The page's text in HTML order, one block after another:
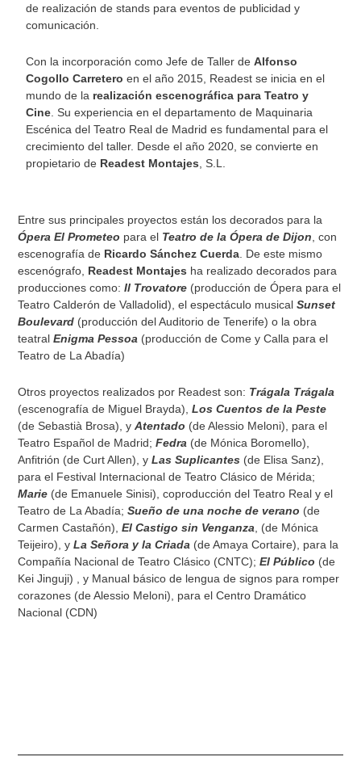
de realización de stands para eventos de publicidad y
comunicación.
Con la incorporación como Jefe de Taller deAlfonso
Cogollo Carretero en el año 2015, Readest se inicia en el
mundo de la realización escenográfica para Teatro y
Cine . Su experiencia en el departamento de Maquinaria
Escénica del Teatro Real de Madrid es fundamental para el
crecimiento del taller. Desde el año 2020, se convierte en
propietario de Readest Montajes , S.L.
Entre sus principales proyectos están los decorados para la
Ópera El Prometeo para el Teatro de la Ópera de Dijon , con
escenografía de Ricardo Sánchez Cuerda . De este mismo
escenógrafo, Readest Montajes ha realizado decorados para
producciones como:Il Trovatore (producción de Ópera para el
Teatro Calderón de Valladolid), el espectáculo musicalSunset
Boulevard (producción del Auditorio de Tenerife) o la obra
teatralEnigma Pessoa (producción de Come y Calla para el
Teatro de La Abadía)
Otros proyectos realizados por Readest son: Trágala Trágala
(escenografía de Miguel Brayda),Los Cuentos de la Peste
(de Sebastià Brosa), yAtentado (de Alessio Meloni), para el
Teatro Español de Madrid;Fedra (de Mónica Boromello),
Anfitrión (de Curt Allen), yLas Suplicantes (de Elisa Sanz),
para el Festival Internacional de Teatro Clásico de Mérida;
Marie (de Emanuele Sinisi), coproducción del Teatro Real y el
Teatro de La Abadía;Sueño de una noche de verano (de
Carmen Castañón),El Castigo sin Venganza , (de Mónica
Teijeiro), yLa Señora y la Criada (de Amaya Cortaire), para la
Compañía Nacional de Teatro Clásico (CNTC);El Público (de
Kei Jinguji) , y Manual básico de lengua de signos para romper
corazones (de Alessio Meloni), para el Centro Dramático
Nacional (CDN)